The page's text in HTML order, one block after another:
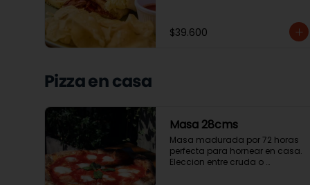
$39.600
Pizza en casa
Masa 28cms
Masa madurada por 72 horas
perfecta para hornear en casa.
Eleccion entre cruda o